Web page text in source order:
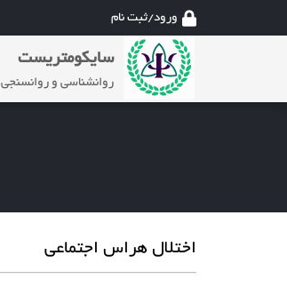
ورود/ثبت نام
سایکومتریست
روانشناسی و روانسنجی
اختلال هراس اجتماعی